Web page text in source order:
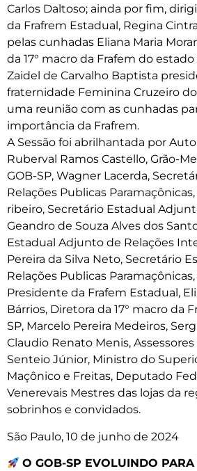
Carlos Daltoso; ainda por fim,
da Frafrem Estadual, Regina
pelas cunhadas Eliana Maria
da 17° macro da Frafem do
Zaidel de Carvalho Baptista
fraternidade Feminina Cruzeiro do
uma reunião com as cunhadas
importância da Frafrem.
A Sessão foi abrilhantada por
Ruberval Ramos Castello, Grão-
GOB-SP, Wagner Lacerda,
Relações Publicas
ribeiro, Secretário Estadual
Geandro de Souza Alves dos
Estadual Adjunto de Relações
Pereira da Silva Neto, Secretário
Relações Publicas
Presidente da Frafem Estadual,
Bárrios, Diretora da 17° macro da
SP, Marcelo Pereira Medeiros,
Claudio Renato Menis,
Senteio Júnior, Ministro do
Maçônico e Freitas, Deputado
Venerevais Mestres das lojas da
sobrinhos e convidados.
São Paulo, 10 de junho de 2024
O GOB-SP EVOLUINDO PARA